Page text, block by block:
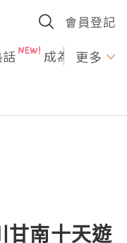
會員登記
成為U更多
甘南十天遊